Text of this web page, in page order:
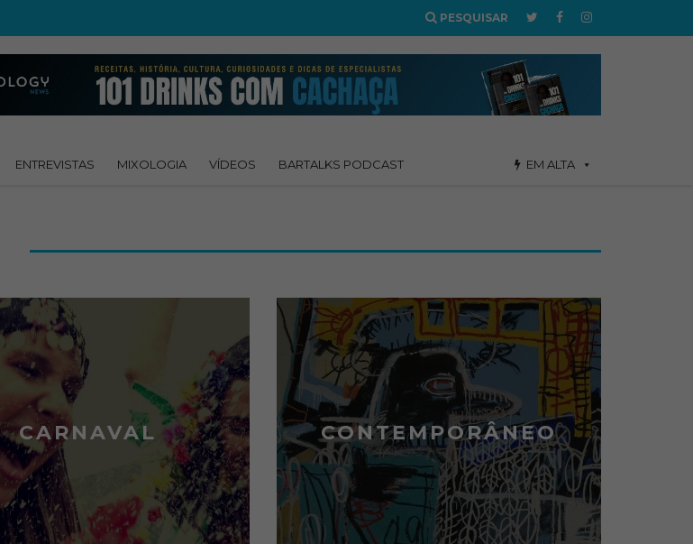
PESQUISAR
ENTREVISTAS MIXOLOGIA VÍDEOS BARTALKS PODCAST EM ALTA
CARNAVAL CONTEMPORÂNEO